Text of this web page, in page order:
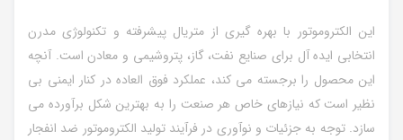
این الکتروموتور با بهره گیری از متریال پیشرفته و تکنولوژی مدرن
انتخابی ایده آل برای صنایع نفت، گاز، پتروشیمی و معادن است. آنچه
این محصول را برجسته می کند، عملکرد فوق العاده در کنار ایمنی بی
نظیر است که نیازهای خاص هر صنعت را به بهترین شکل برآورده می
سازد. توجه به جزئیات و نوآوری در فرآیند تولید الکتروموتور ضد انفجار